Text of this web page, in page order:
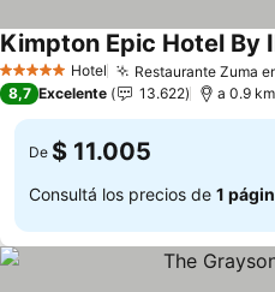
5 Estrellas Hotel Restaurante Zuma
Kimpton Epic Hotel By
8,7 Excelente 13.622 a 0.9
De $ 11.005
Consultá los precios de 1